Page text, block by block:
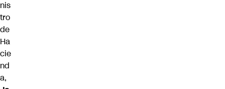
nis
tro
de
Ha
cie
nd
a,